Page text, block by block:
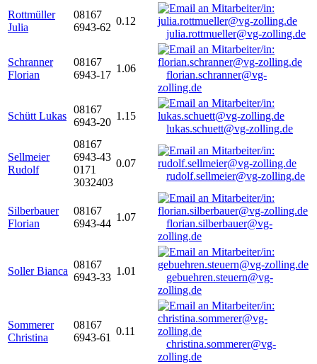
Rottmüller
Julia
08167
6943-62
0.12
julia.rottmueller@vg-zolling.de
Schranner
Florian
08167
6943-17
1.06
florian.schranner@vg-
zolling.de
Schütt Lukas
08167
6943-20
1.15
lukas.schuett@vg-zolling.de
Sellmeier
Rudolf
08167
6943-43
0171
3032403
0.07
rudolf.sellmeier@vg-zolling.de
Silberbauer
Florian
08167
6943-44
1.07
florian.silberbauer@vg-
zolling.de
Soller Bianca
08167
6943-33
1.01
gebuehren.steuern@vg-
zolling.de
Sommerer
Christina
08167
6943-61
0.11
christina.sommerer@vg-
zolling.de